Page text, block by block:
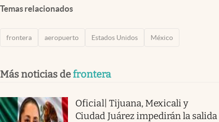
Temas relacionados
frontera aeropuerto Estados Unidos México
Más noticias defrontera
Oficial| Tijuana, Mexicali y
Ciudad Juárez impedirán la salida